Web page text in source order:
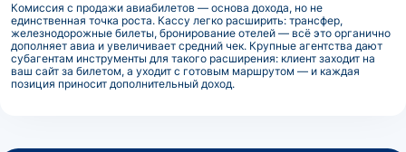
Комиссия с продажи авиабилетов — основа дохода, но не
единственная точка роста. Кассу легко расширить: трансфер,
железнодорожные билеты, бронирование отелей — всё это органично
дополняет авиа и увеличивает средний чек. Крупные агентства дают
субагентам инструменты для такого расширения: клиент заходит на
ваш сайт за билетом, а уходит с готовым маршрутом — и каждая
позиция приносит дополнительный доход.